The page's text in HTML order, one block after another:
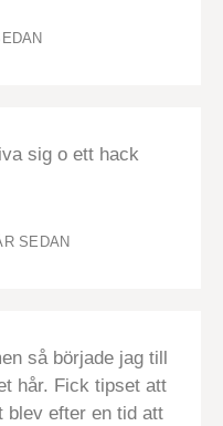
sig o ett hack
SEDAN
så började jag till
hår. Fick tipset att
blev efter en tid att